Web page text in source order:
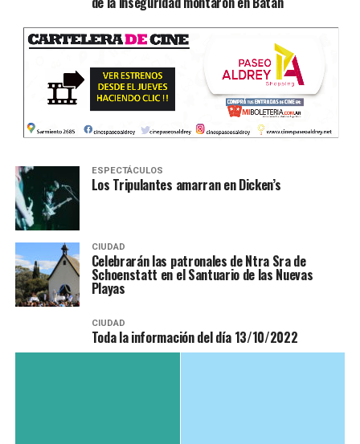
ESPECTÁCULOS
Los Tripulantes amarran en Dicken’s
CIUDAD
Celebrarán las patronales de Ntra Sra de
Schoenstatt en el Santuario de las Nuevas
Playas
CIUDAD
Toda la información del día 13/10/2022